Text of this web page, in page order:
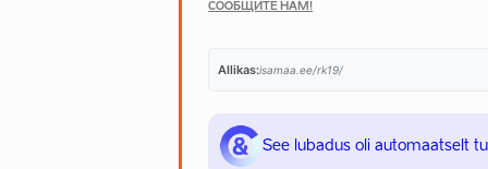
СООБЩИТЕ НАМ!
Allikas:isamaa.ee/rk19/
See lubadus oli automaatselt